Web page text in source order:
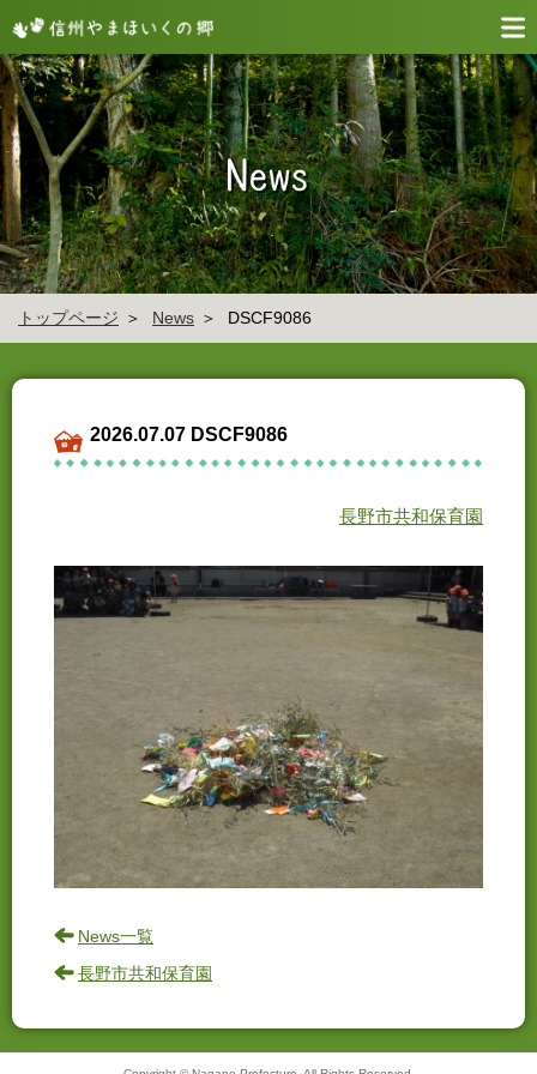
トップページ News DSCF9086
2026.07.07 DSCF9086
長野市共和保育園
News一覧
長野市共和保育園